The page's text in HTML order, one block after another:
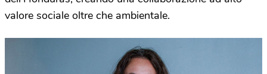
valore sociale oltre che ambientale.